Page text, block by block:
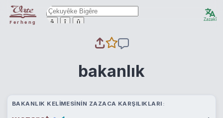
Ferheng ê î û Zazakî
bakanlık
BAKANLIK KELIMESININ ZAZACA KARŞILIKLARI